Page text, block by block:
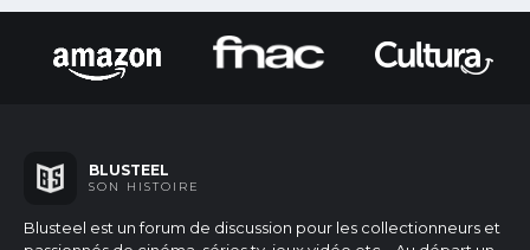
BLUSTEEL
SON HISTOIRE
Blusteel est un forum de discussion pour les collectionneurs et